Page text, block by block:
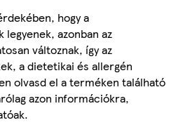
hogy a
azonban az
változnak, így az
a dietetikai és allergén
olvasd el a terméken található
azon információkra,